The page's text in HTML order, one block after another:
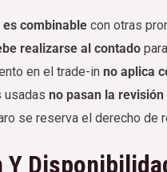
combinable con otras
realizarse al contado
en el trade-in no aplica
usadas no pasan la revisión
se reserva el derecho de
Y